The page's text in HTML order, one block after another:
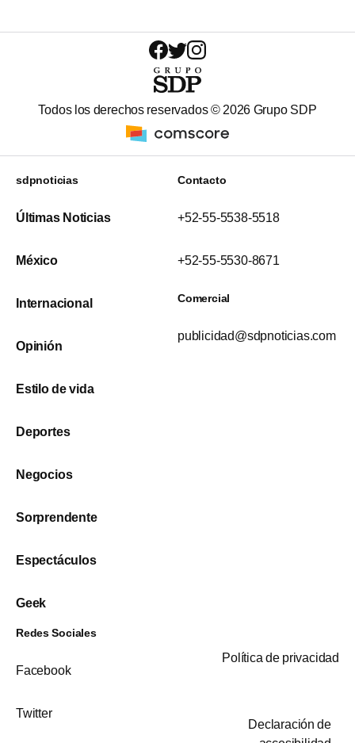
Todos los derechos reservados ©2026 Grupo SDP
sdpnoticias
Últimas Noticias
México
Internacional
Opinión
Estilo de vida
Deportes
Negocios
Sorprendente
Espectáculos
Geek
Contacto
+52-55-5538-5518
+52-55-5530-8671
Comercial
publicidad@sdpnoticias.com
Redes Sociales
Facebook
Twitter
Política de privacidad
Declaración de